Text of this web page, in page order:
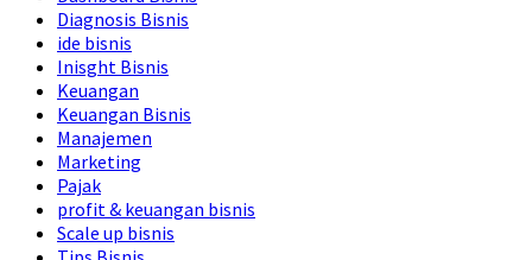
Diagnosis Bisnis
ide bisnis
Inisght Bisnis
Keuangan
Keuangan Bisnis
Manajemen
Marketing
Pajak
profit & keuangan bisnis
Scale up bisnis